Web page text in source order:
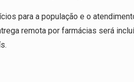
para a população e o
remota por farmácias será